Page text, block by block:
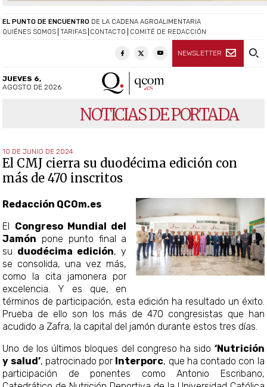
QUIÉNES SOMOS TARIFAS CONTACTO COMITÉ DE REDACCIÓN
NEWSLETTER
EL PUNTO DE ENCUENTRO DE LA CADENA AGROALIMENTARIA
JUEVES 6,
AGOSTO DE 2026
NOTICIAS DE PORTADA
10 DE JUNIO DE 2024
El CMJ cierra su duodécima edición con
más de 470 inscritos
Redacción QCOm.es
El Congreso Mundial del
Jamón pone punto final a
su duodécima edición, y
se consolida, una vez más,
como la cita jamonera por
excelencia. Y es que, en
términos de participación, esta edición ha resultado un éxito.
Prueba de ello son los más de 470 congresistas que han
acudido a Zafra, la capital del jamón durante estos tres días.
Uno de los últimos bloques del congreso ha sido ‘Nutrición
y salud’, patrocinado por Interporc, que ha contado con la
participación de ponentes como Antonio Escribano,